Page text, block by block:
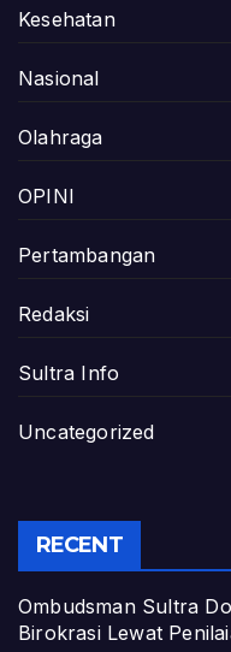
Kesehatan
Nasional
Olahraga
OPINI
Pertambangan
Redaksi
Sultra Info
Uncategorized
RECENT
Ombudsman Sultra
Birokrasi Lewat